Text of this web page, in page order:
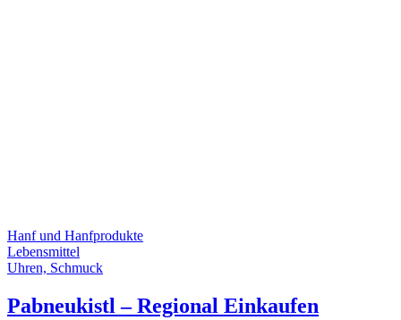
Hanf und Hanfprodukte
Lebensmittel
Uhren, Schmuck
Pabneukistl – Regional Einkaufen